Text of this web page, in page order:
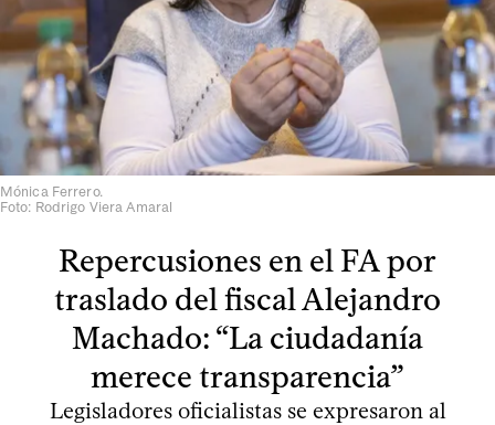
Mónica Ferrero.
Foto: Rodrigo Viera Amaral
Repercusiones en el FA por
traslado del fiscal Alejandro
Machado: “La ciudadanía
merece transparencia”
Legisladores oficialistas se expresaron al